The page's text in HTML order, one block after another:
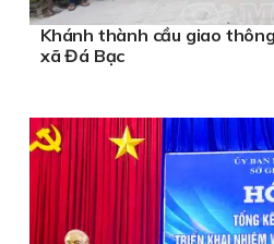
Khánh thành cầu giao
xã Đá Bạc